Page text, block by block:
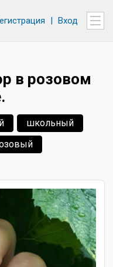
| Вход
в розовом
школьный